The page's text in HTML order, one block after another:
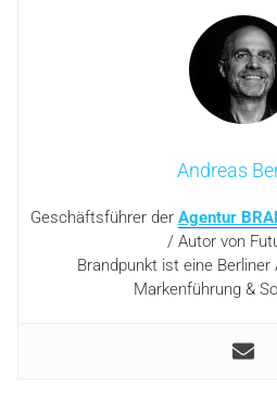
Andreas
Geschäftsführer der Agentur
/ Autor von
Brandpunkt ist eine
Markenführung &